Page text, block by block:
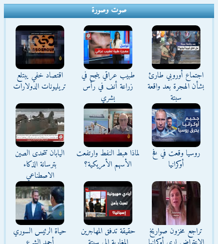
صوت وصورة
اجتماع أوروبي طارئ
بشأن الهجرة بعد واقعة
سبتة
طبيب عراقي ينجح في
زراعة أنف في رأس
بشري
اقتصاد خفي يبتلع
تريليونات الدولارات
روسيا وقعت في فخ
أوكرانيا
لماذا هبط النفط وارتفعت
الأسهم الأمريكية؟
اليابان تتحدى الصين
بترسانة الذكاء
الاصطناعي
تراجع مخزون صواريخ
حقيقة تدفق المهاجرين
حياة الرئيس السوري